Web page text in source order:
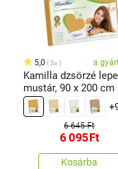
5,0 3x a
Kamilla dzsörzé
mustár, 90 x 200 cm
6 645 Ft
6 095Ft
Kosárba